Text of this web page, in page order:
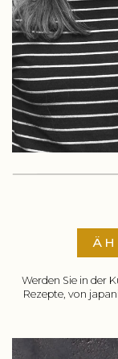
Werden Sie in der
Rezepte, von